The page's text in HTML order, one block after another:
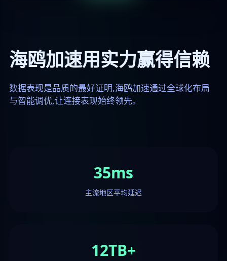
海鸥加速用实力赢得信赖
数据表现是品质的最好证明,海鸥加速通过全球化布局
与智能调优,让连接表现始终领先。
35ms
主流地区平均延迟
12TB+